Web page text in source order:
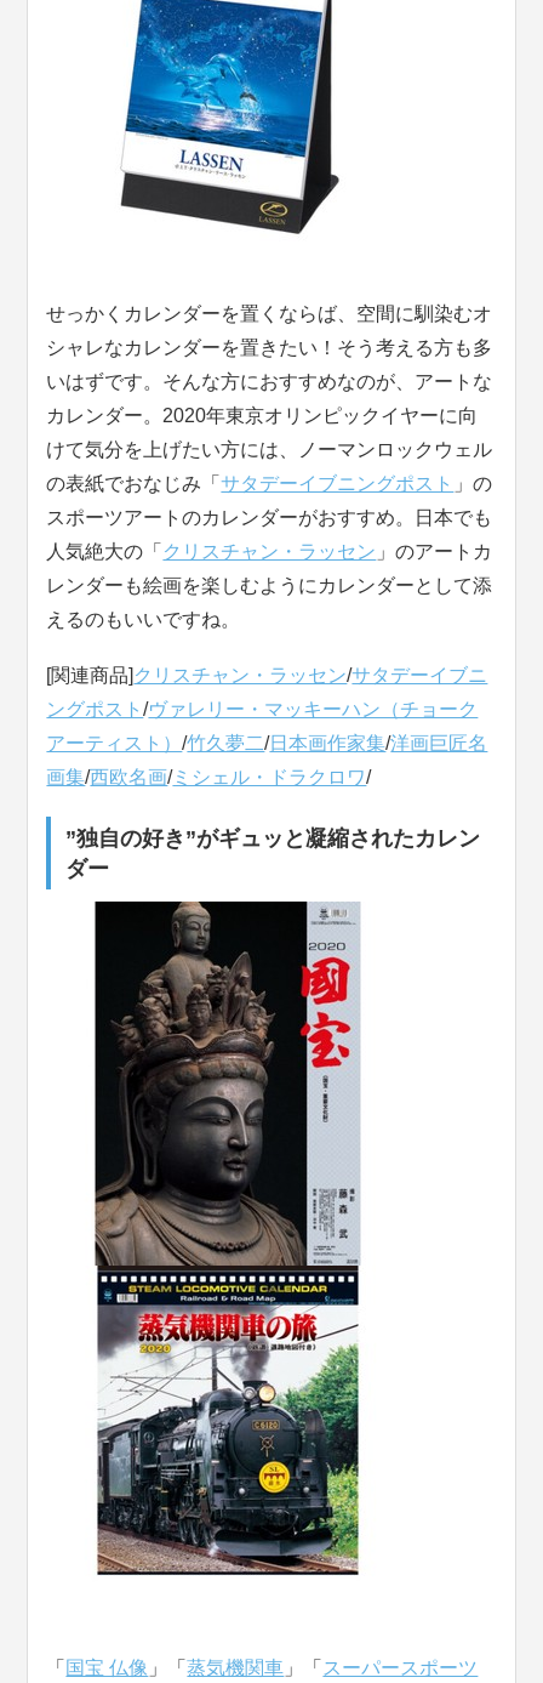
せっかくカレンダーを置くならば、空間に馴染むオ
シャレなカレンダーを置きたい！そう考える方も多
いはずです。そんな方におすすめなのが、アートな
カレンダー。2020年東京オリンピックイヤーに向
けて気分を上げたい方には、ノーマンロックウェル
の表紙でおなじみ「サタデーイブニングポスト 」の
スポーツアートのカレンダーがおすすめ。日本でも
人気絶大の「 クリスチャン・ラッセン 」のアートカ
レンダーも絵画を楽しむようにカレンダーとして添
えるのもいいですね。
[関連商品] クリスチャン・ラッセン/サタデーイブニ
ングポスト/ヴァレリー・マッキーハン（チョーク
アーティスト）/竹久夢二/日本画作家集/洋画巨匠名
画集/西欧名画/ミシェル・ドラクロワ/
”独自の好き”がギュッと凝縮されたカレン
ダー
「 国宝 仏像 」「蒸気機関車 」「 スーパースポーツ